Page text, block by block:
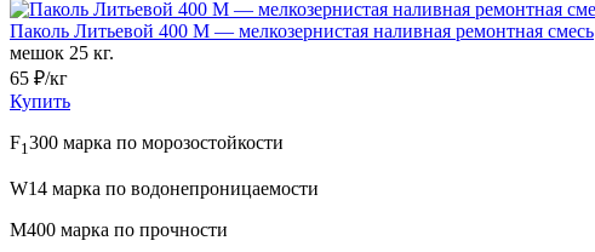
Паколь Литьевой 400 М — мелкозернистая наливная ремонтная смесь
мешок 25 кг.
65 ₽/кг
Купить
F1300 марка по морозостойкости
W14 марка по водонепроницаемости
М400 марка по прочности